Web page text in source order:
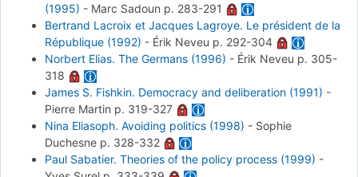
(1995) - Marc Sadoun p. 283-291
Bertrand Lacroix et Jacques Lagroye. Le président de la
République (1992) - Érik Neveu p. 292-304
Norbert Elias. The Germans (1996) - Érik Neveu p. 305-
318
James S. Fishkin. Democracy and deliberation (1991) -
Pierre Martin p. 319-327
Nina Eliasoph. Avoiding politics (1998) - Sophie
Duchesne p. 328-332
Paul Sabatier. Theories of the policy process (1999) -